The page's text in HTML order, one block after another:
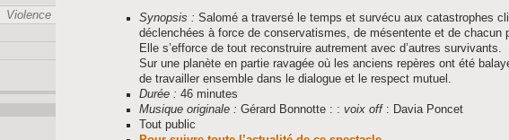
Violence
Synopsis : Salomé a traversé le temps et survécu aux catastrophes
déclenchées à force de conservatismes, de mésentente et de chacun
Elle s’efforce de tout reconstruire autrement avec d’autres survivants.
Sur une planète en partie ravagée où les anciens repères ont été
de travailler ensemble dans le dialogue et le respect mutuel.
Durée : 46 minutes
Musique originale : Gérard Bonnotte : : voix off: Davia Poncet
Tout public